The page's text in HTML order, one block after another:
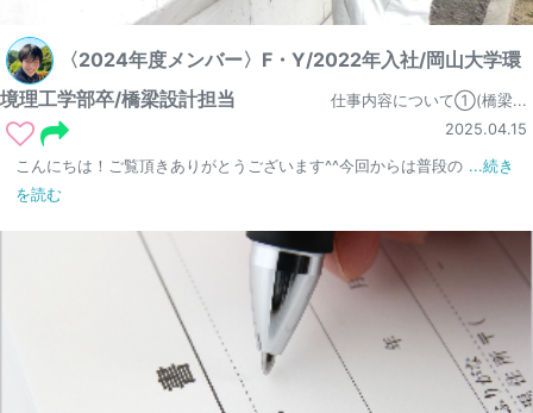
〈2024年度メンバー〉F・Y/2022年入社/岡山大学環
境理工学部卒/橋梁設計担当
仕事内容について①(橋梁...
2025.04.15
こんにちは！ご覧頂きありがとうございます^^今回からは普段の ...続き
を読む